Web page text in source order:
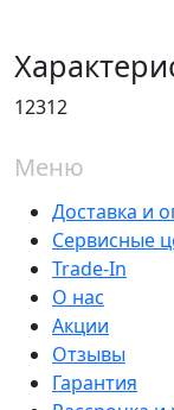
12312
Меню
Доставка и
Сервисные
Trade-In
О нас
Акции
Отзывы
Гарантия